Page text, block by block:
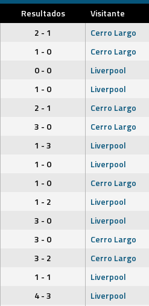
Resultados Visitante
2 - 1 Cerro Largo
1 - 0 Cerro Largo
0 - 0 Liverpool
1 - 0 Liverpool
2 - 1 Cerro Largo
3 - 0 Cerro Largo
1 - 3 Liverpool
1 - 0 Liverpool
1 - 0 Cerro Largo
1 - 2 Liverpool
3 - 0 Liverpool
3 - 0 Cerro Largo
3 - 2 Cerro Largo
1 - 1 Liverpool
4 - 3 Liverpool